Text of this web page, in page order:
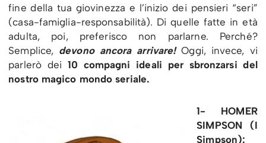
fine della tua giovinezza e l’inizio dei pensieri “seri”
(casa-famiglia-responsabilità). Di quelle fatte in età
adulta, poi, preferisco non parlarne. Perché?
Semplice, devono ancora arrivare!Oggi, invece, vi
parlerò dei 10 compagni ideali per sbronzarsi del
nostro magico mondo seriale.
1- HOMER
SIMPSON (I
Simpson):